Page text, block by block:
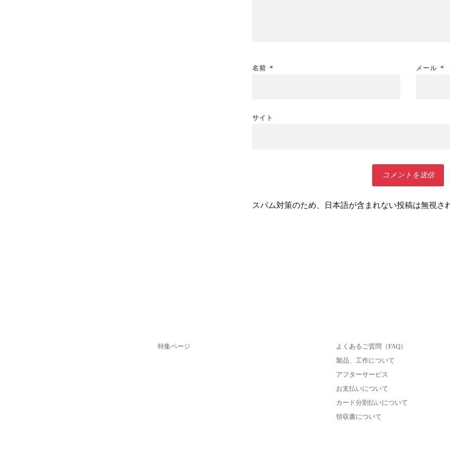
名前 * メール *
サイト
スパム対策のため、日本語が含まれない投稿は無視さ
特集ページ
よくあるご質問（FAQ）
製品、工作について
アフターサービス
お支払いについて
カード分割払いについて
領収書について